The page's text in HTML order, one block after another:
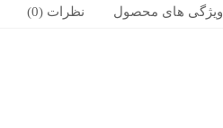
ویژگی های محصول نظرات (0)